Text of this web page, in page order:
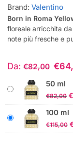
Brand: Valentino
Born in Roma
floreale arricchita
note più fresche e
Da: €82,00 €
50 ml
€82,00 Il
€
100 ml
€115,00 Il